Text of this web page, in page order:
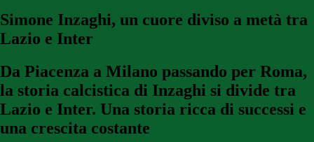
Simone Inzaghi, un cuore diviso a metà tra
Lazio e Inter
Da Piacenza a Milano passando per Roma,
la storia calcistica di Inzaghi si divide tra
Lazio e Inter. Una storia ricca di successi e
una crescita costante